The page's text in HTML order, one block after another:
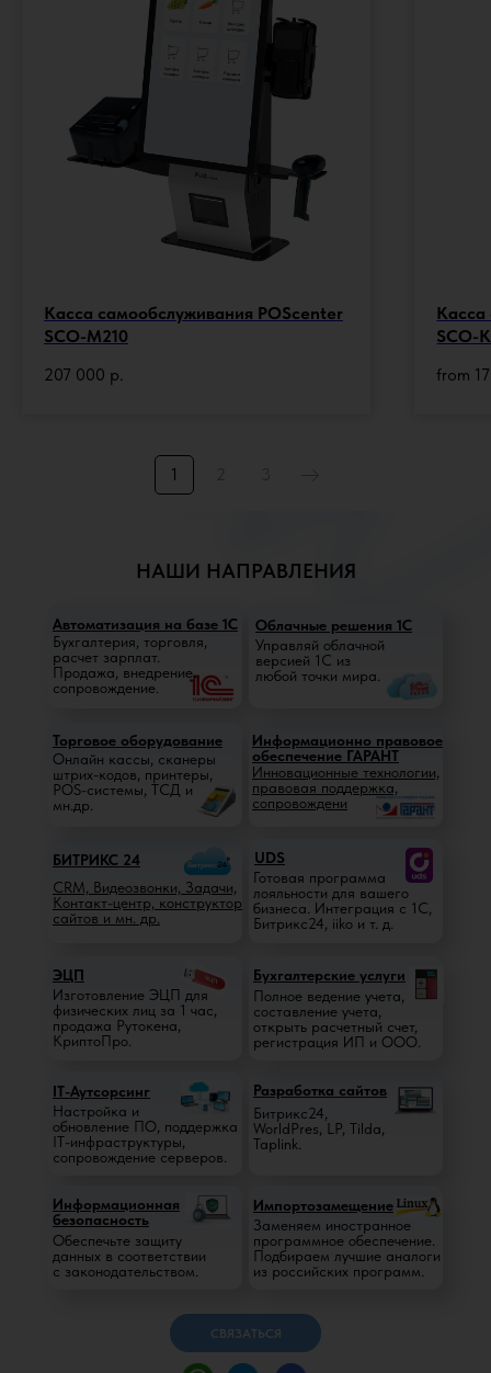
Касса самообслуживания POScenter
SCO-M210
207 000 р.
Касса
SCO-
from
1
НАШИ НАПРАВЛЕНИЯ
Автоматизация на базе 1С
Бухгалтерия, торговля,
расчет зарплат.
Продажа, внедрение,
сопровождение.
БИТРИКС 24
CRM, Видеозвонки, Задачи,
Контакт-центр, конструктор
сайтов и мн. др.
СВЯЗАТЬСЯ
Торговое оборудование
Онлайн кассы, сканеры
штрих-кодов, принтеры,
POS-системы, ТСД и
мн.др.
Информационно правовое
обеспечение ГАРАНТ
Инновационные технологии,
правовая поддержка,
сопровождени
IT-Аутсорсинг
Настройка и
обновление ПО, поддержка
IT-инфраструктуры,
сопровождение серверов.
Разработка сайтов
Битрикс24,
WorldPres, LP, Tilda,
Taplink.
UDS
Готовая программа
лояльности для вашего
бизнеса. Интеграция с 1С,
Битрикс24, iiko и т. д.
Бухгалтерские услуги
Полное ведение учета,
составление учета,
открыть расчетный счет,
регистрация ИП и ООО.
Информационная
безопасность
Обеспечьте защиту
данных в соответствии
с законодательством.
Облачные решения 1С
Управляй облачной
версией 1C из
любой точки мира.
Импортозамещение
Изготовление ЭЦП для
физических лиц за 1 час,
продажа Рутокена,
КриптоПро.
ЭЦП
Заменяем иностранное
программное обеспечение.
Подбираем лучшие аналоги
из российских программ.
Мы гордимся тем, что являемся